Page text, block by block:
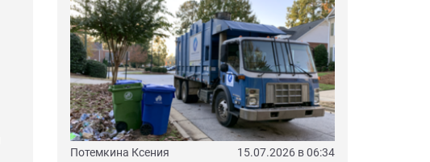
Потемкина Ксения 15.07.2026 в 06:34